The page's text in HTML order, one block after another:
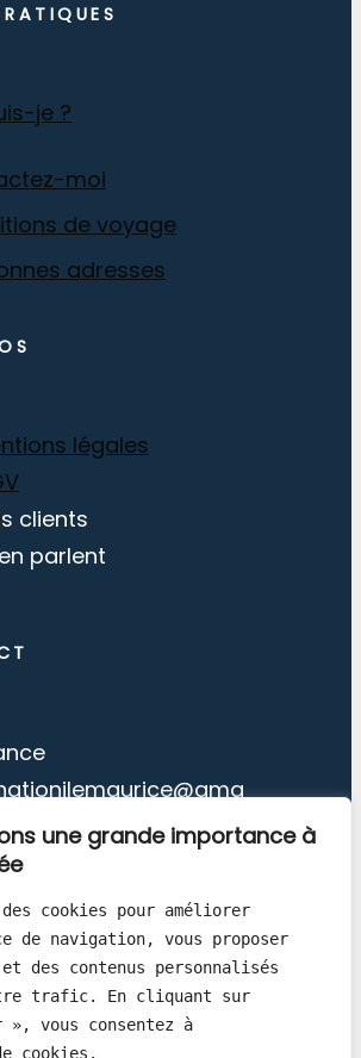
une grande importance à
cookies pour améliorer
de navigation, vous proposer
des contenus personnalisés
trafic. En cliquant sur
», vous consentez à
cookies.
je ?
moi
de voyage
adresses
légales
clients
parlent
Ile Maurice © Copyright